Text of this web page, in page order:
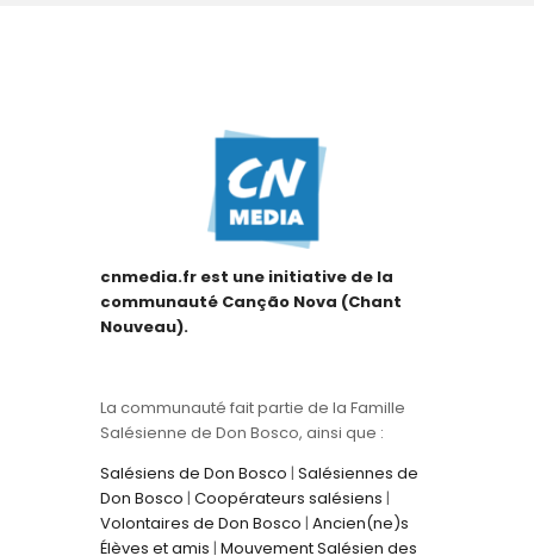
cnmedia.fr est une initiative de la
communauté Canção Nova (Chant
Nouveau).
La communauté fait partie de la Famille
Salésienne de Don Bosco, ainsi que :
Salésiens de Don Bosco | Salésiennes de
Don Bosco | Coopérateurs salésiens |
Volontaires de Don Bosco | Ancien(ne)s
Élèves et amis | Mouvement Salésien des